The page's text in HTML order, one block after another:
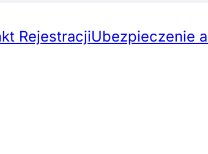
RejestracjiUbezpieczenie